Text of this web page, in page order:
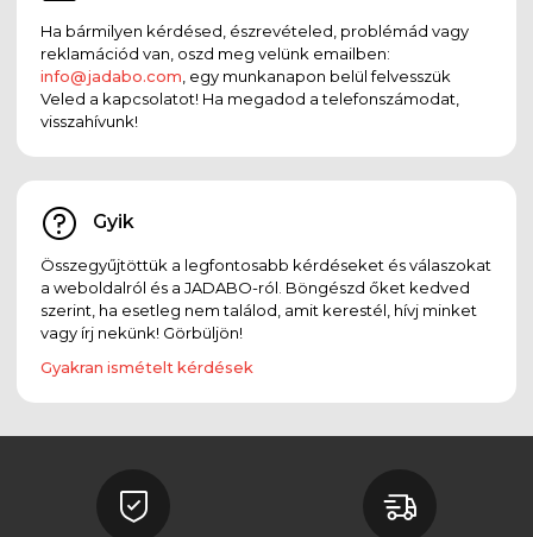
Ha bármilyen kérdésed, észrevételed, problémád vagy
reklamációd van, oszd meg velünk emailben:
info@jadabo.com , egy munkanapon belül felvesszük
Veled a kapcsolatot! Ha megadod a telefonszámodat,
visszahívunk!
Gyik
Összegyűjtöttük a legfontosabb kérdéseket és válaszokat
a weboldalról és a JADABO-ról. Böngészd őket kedved
szerint, ha esetleg nem találod, amit kerestél, hívj minket
vagy írj nekünk! Görbüljön!
Gyakran ismételt kérdések